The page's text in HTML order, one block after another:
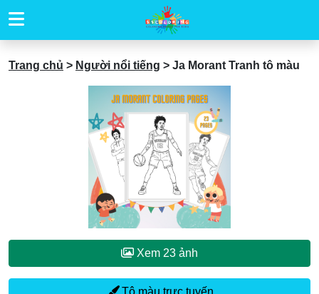
Trang chủ > Người nổi tiếng > Ja Morant Tranh tô màu
Xem 23 ảnh
Tô màu trực tuyến